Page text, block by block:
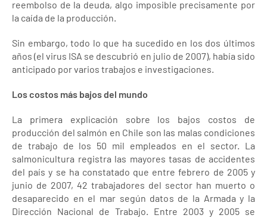
reembolso de la deuda, algo imposible precisamente por
la caída de la producción.
Sin embargo, todo lo que ha sucedido en los dos últimos
años (el virus ISA se descubrió en julio de 2007), había sido
anticipado por varios trabajos e investigaciones.
Los costos más bajos del mundo
La primera explicación sobre los bajos costos de
producción del salmón en Chile son las malas condiciones
de trabajo de los 50 mil empleados en el sector. La
salmonicultura registra las mayores tasas de accidentes
del país y se ha constatado que entre febrero de 2005 y
junio de 2007, 42 trabajadores del sector han muerto o
desaparecido en el mar según datos de la Armada y la
Dirección Nacional de Trabajo. Entre 2003 y 2005 se